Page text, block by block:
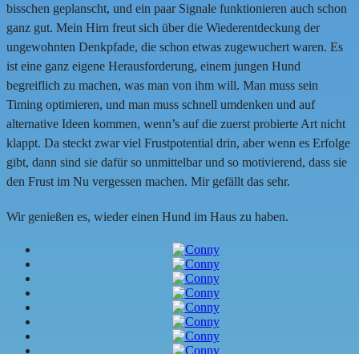
bisschen geplanscht, und ein paar Signale funktionieren auch schon
ganz gut. Mein Hirn freut sich über die Wiederentdeckung der
ungewohnten Denkpfade, die schon etwas zugewuchert waren. Es
ist eine ganz eigene Herausforderung, einem jungen Hund
begreiflich zu machen, was man von ihm will. Man muss sein
Timing optimieren, und man muss schnell umdenken und auf
alternative Ideen kommen, wenn’s auf die zuerst probierte Art nicht
klappt. Da steckt zwar viel Frustpotential drin, aber wenn es Erfolge
gibt, dann sind sie dafür so unmittelbar und so motivierend, dass sie
den Frust im Nu vergessen machen. Mir gefällt das sehr.
Wir genießen es, wieder einen Hund im Haus zu haben.